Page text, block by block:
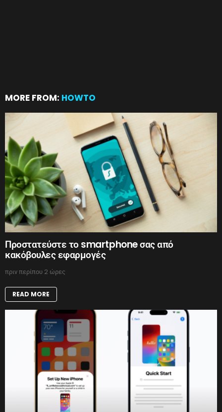
MORE FROM: HOWTO
Προστατεύστε το smartphone σας από
κακόβουλες εφαρμογές
πριν περίπου 2 ώρες
READ MORE